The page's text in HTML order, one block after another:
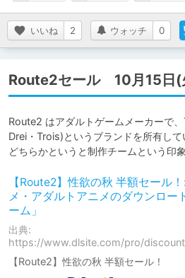
いいね 2 ウォッチ 0
Route2セール 10月15日(
Route2 はアダルトゲームメーカーで
Drei・Trois)というブランドを所有して
どちらかというと制作チームという印象
【Route2】性欲の秋 半額セール
メ・アダルトアニメのダウンロー
ーム」
出典:
https://www.dlsite.com/pro/
【Route2】性欲の秋 半額セール！